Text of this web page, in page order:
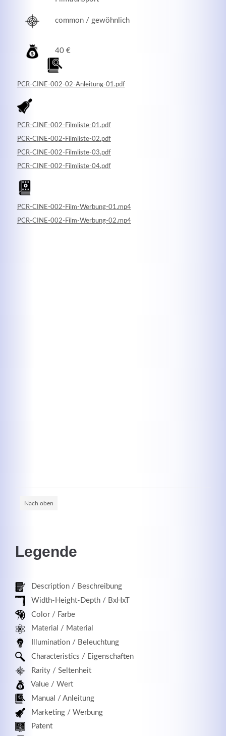
common / gewöhnlich
40 €
PCR-CINE-002-02-Anleitung-01.pdf
PCR-CINE-002-Filmliste-01.pdf
PCR-CINE-002-Filmliste-02.pdf
PCR-CINE-002-Filmliste-03.pdf
PCR-CINE-002-Filmliste-04.pdf
PCR-CINE-002-Film-Werbung-01.mp4
PCR-CINE-002-Film-Werbung-02.mp4
Nach oben
Legende
Description / Beschreibung
Width-Height-Depth / BxHxT
Color / Farbe
Material / Material
Illumination / Beleuchtung
Characteristics / Eigenschaften
Rarity / Seltenheit
Value / Wert
Manual / Anleitung
Marketing / Werbung
Patent
Modern & Simple
Lorem ipsum dolor sit amet, consectetuer adipiscing
MEHR INFOS